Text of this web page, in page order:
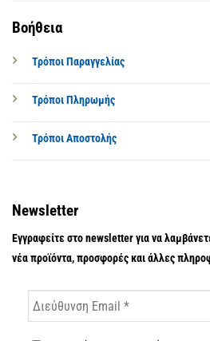
Βοήθεια
Τρόποι Παραγγελίας
Τρόποι Πληρωμής
Τρόποι Αποστολής
Newsletter
Εγγραφείτε στο newsletter για να
νέα προϊόντα, προσφορές και άλλες